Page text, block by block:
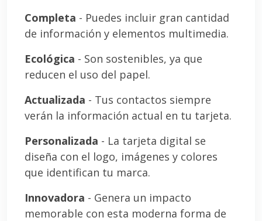
Completa - Puedes incluir gran cantidad
de información y elementos multimedia.
Ecológica - Son sostenibles, ya que
reducen el uso del papel.
Actualizada - Tus contactos siempre
verán la información actual en tu tarjeta.
Personalizada - La tarjeta digital se
diseña con el logo, imágenes y colores
que identifican tu marca.
Innovadora - Genera un impacto
memorable con esta moderna forma de